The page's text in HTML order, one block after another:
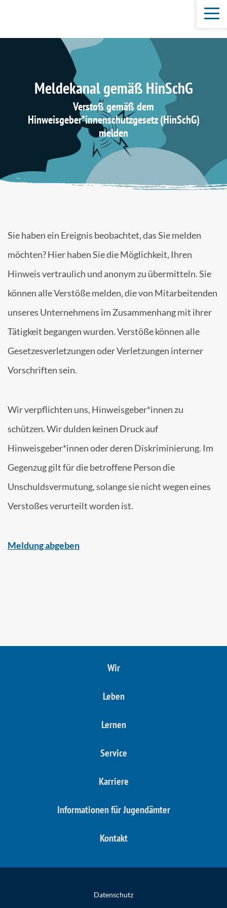
Meldekanal gemäß HinSchG
Verstoß gemäß dem
Hinweisgeber*innenschutzgesetz (HinSchG)
melden
Sie haben ein Ereignis beobachtet, das Sie melden
möchten? Hier haben Sie die Möglichkeit, Ihren
Hinweis vertraulich und anonym zu übermitteln. Sie
können alle Verstöße melden, die von Mitarbeitenden
unseres Unternehmens im Zusammenhang mit ihrer
Tätigkeit begangen wurden. Verstöße können alle
Gesetzesverletzungen oder Verletzungen interner
Vorschriften sein.
Wir verpflichten uns, Hinweisgeber*innen zu
schützen. Wir dulden keinen Druck auf
Hinweisgeber*innen oder deren Diskriminierung. Im
Gegenzug gilt für die betroffene Person die
Unschuldsvermutung, solange sie nicht wegen eines
Verstoßes verurteilt worden ist.
Meldung abgeben
Wir
Leben
Lernen
Service
Karriere
Informationen für Jugendämter
Kontakt
Datenschutz